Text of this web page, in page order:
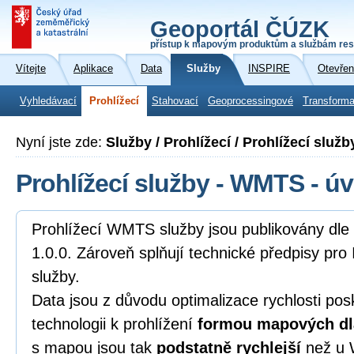
Geoportál ČÚZK
přístup k mapovým produktům a službám
Vítejte Aplikace Data Služby INSPIRE
Vyhledávací Prohlížecí Stahovací Geoprocessingové
Nyní jste zde: Služby / Prohlížecí / Prohlížecí
Prohlížecí služby - WMTS -
Prohlížecí WMTS služby jsou publikovány
1.0.0. Zároveň splňují technické předpisy
služby.
Data jsou z důvodu optimalizace rychlosti
technologii k prohlížení formou mapových
s mapou jsou tak podstatně rychlejší než u